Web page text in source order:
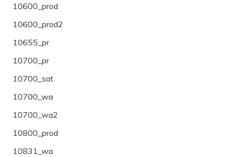
10600_prod
10600_prod2
10655_pr
10700_pr
10700_sat
10700_wa
10700_wa2
10800_prod
10831_wa